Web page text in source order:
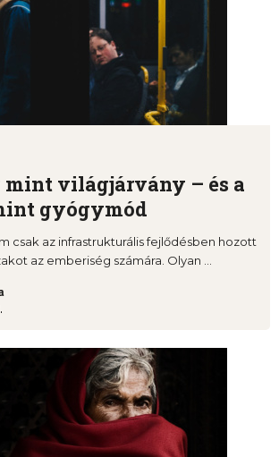
mint világjárvány – és a
gyógymód
csak az infrastrukturális fejlődésben hozott
az emberiség számára. Olyan ...